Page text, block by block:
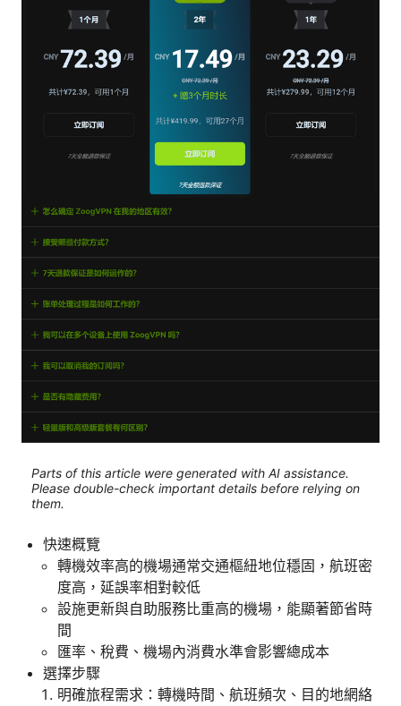
Parts of this article were generated with AI assistance.
Please double-check important details before relying on
them.
快速概覽
轉機效率高的機場通常交通樞紐地位穩固，航班密
度高，延誤率相對較低
設施更新與自助服務比重高的機場，能顯著節省時
間
匯率、稅費、機場內消費水準會影響總成本
選擇步驟
明確旅程需求：轉機時間、航班頻次、目的地網絡